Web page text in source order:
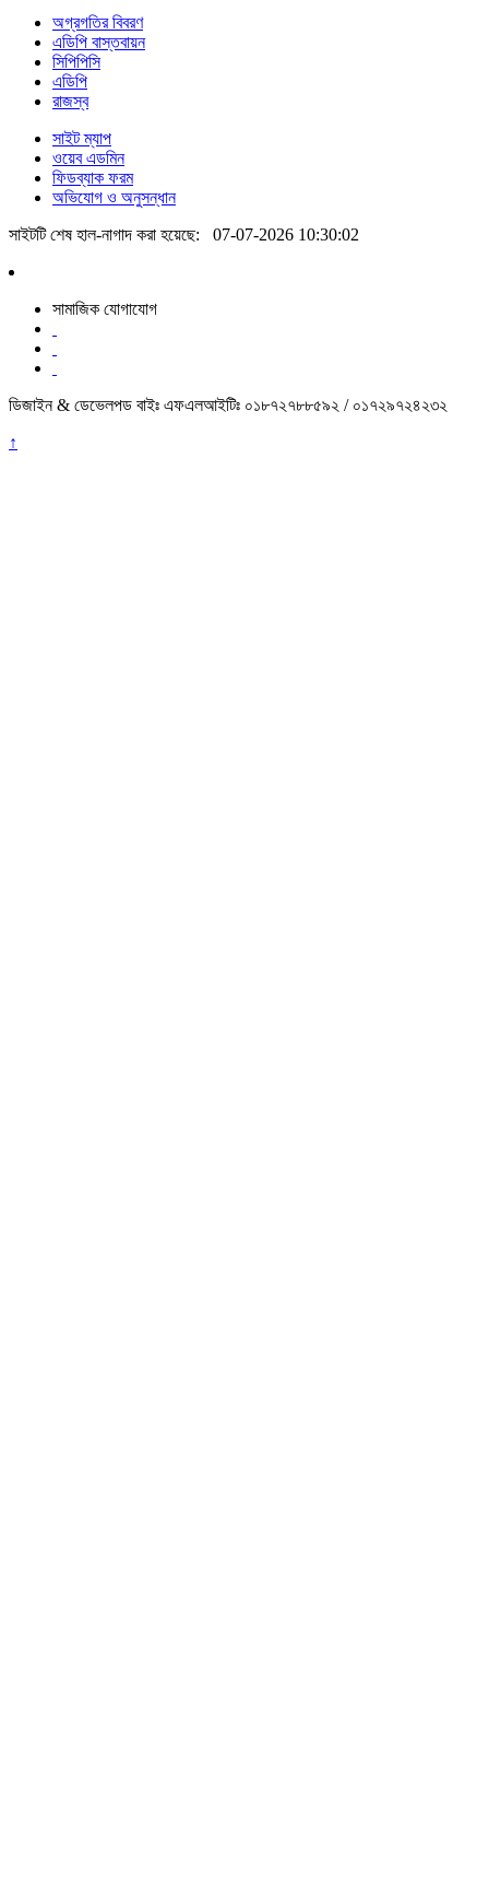
অগ্রগতির বিবরণ
এডিপি বাস্তবায়ন
সিপিপিসি
এডিপি
রাজস্ব
সাইট ম্যাপ
ওয়েব এডমিন
ফিডব্যাক ফরম
অভিযোগ ও অনুসন্ধান
সাইটটি শেষ হাল-নাগাদ করা হয়েছে: 07-07-2026 10:30:02
সামাজিক যোগাযোগ
ডিজাইন & ডেভেলপড বাইঃ এফএলআইটিঃ ০১৮৭২৭৮৮৫৯২ / ০১৭২৯৭২৪২৩২
↑